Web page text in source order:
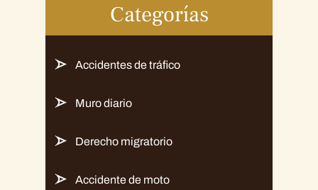
Categorías
Accidentes de tráfico
Muro diario
Derecho migratorio
Accidente de moto